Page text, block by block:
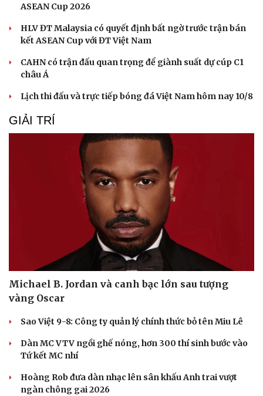
ASEAN Cup 2026
HLV ĐT Malaysia có quyết định bất ngờ trước trận bán
kết ASEAN Cup với ĐT Việt Nam
CAHN có trận đấu quan trọng để giành suất dự cúp C1
châu Á
Lịch thi đấu và trực tiếp bóng đá Việt Nam hôm nay 10/8
GIẢI TRÍ
Michael B. Jordan và canh bạc lớn sau tượng
vàng Oscar
Sao Việt 9-8: Công ty quản lý chính thức bỏ tên Miu Lê
Dàn MC VTV ngồi ghế nóng, hơn 300 thí sinh bước vào
Tứ kết MC nhí
Hoàng Rob đưa dàn nhạc lên sân khấu Anh trai vượt
ngàn chông gai 2026